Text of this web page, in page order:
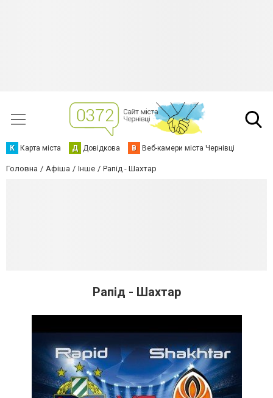
К Карта міста Д Довідкова В Веб-камери міста Чернівці
Головна Афіша Інше Рапід - Шахтар
Рапід - Шахтар